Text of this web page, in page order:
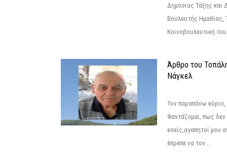
Δημόσιας Τάξης και
Βουλευτής
Κοινοβουλευτική
Άρθρο του
Νάγκελ
Τον παραπάνω
Φαντάζομαι, πως δεν
εσείς,αγαπητοί μου
έπρεπε να τον...